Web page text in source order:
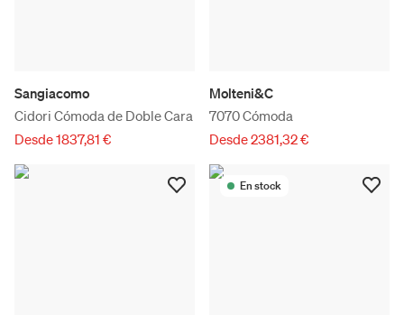
Sangiacomo
Cidori Cómoda de Doble Cara
Desde 1837,81 €
Molteni&C
7070 Cómoda
Desde 2381,32 €
En stock